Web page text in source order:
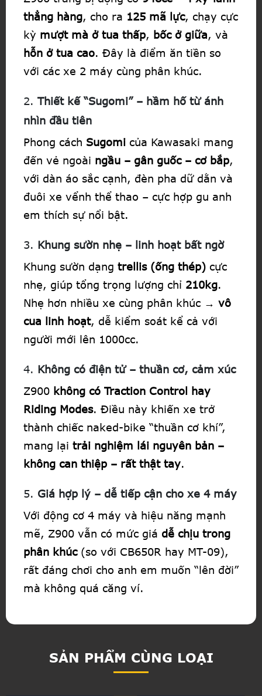
thẳng hàng, cho ra 125 mã lực, chạy cực
kỳ mượt mà ở tua thấp, bốc ở giữa, và
hỗn ở tua cao. Đây là điểm ăn tiền so
với các xe 2 máy cùng phân khúc.
2. Thiết kế “Sugomi” – hầm hố từ ánh
nhìn đầu tiên
Phong cách Sugomi của Kawasaki mang
đến vẻ ngoài ngầu – gân guốc – cơ bắp,
với dàn áo sắc cạnh, đèn pha dữ dằn và
đuôi xe vểnh thể thao – cực hợp gu anh
em thích sự nổi bật.
3. Khung sườn nhẹ – linh hoạt bất ngờ
Khung sườn dạng trellis (ống thép) cực
nhẹ, giúp tổng trọng lượng chỉ 210kg.
Nhẹ hơn nhiều xe cùng phân khúc → vô
cua linh hoạt, dễ kiểm soát kể cả với
người mới lên 1000cc.
4. Không có điện tử – thuần cơ, cảm xúc
Z900 không có Traction Control hay
Riding Modes. Điều này khiến xe trở
thành chiếc naked-bike “thuần cơ khí”,
mang lại trải nghiệm lái nguyên bản –
không can thiệp – rất thật tay.
5. Giá hợp lý – dễ tiếp cận cho xe 4 máy
Với động cơ 4 máy và hiệu năng mạnh
mẽ, Z900 vẫn có mức giá dễ chịu trong
phân khúc(so với CB650R hay MT-09),
rất đáng chơi cho anh em muốn “lên đời”
mà không quá căng ví.
SẢN PHẨM CÙNG LOẠI